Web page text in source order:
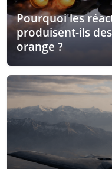
Pourquoi les
produisent-ils
orange ?